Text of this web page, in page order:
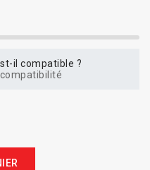
il compatible ?